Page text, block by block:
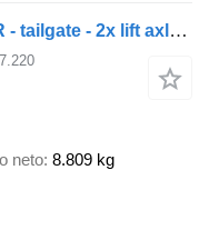
Schmitz Cargobull N/A CARRIER - tailgate - 2x lift axle - dual temperature - minus
neto 8.809 kg